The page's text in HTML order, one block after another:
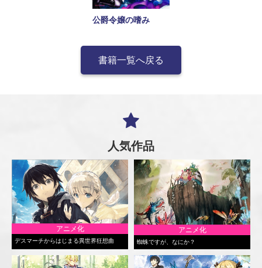
公爵令嬢の嗜み
書籍一覧へ戻る
人気作品
アニメ化
デスマーチからはじまる異世界狂想曲
アニメ化
蜘蛛ですが、なにか？